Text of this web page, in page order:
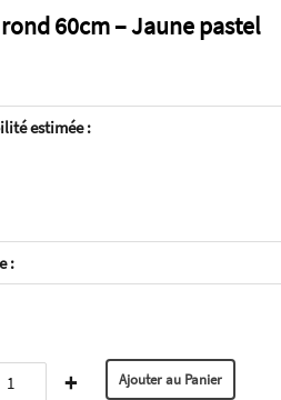
60cm – Jaune pastel
estimée :
:
+